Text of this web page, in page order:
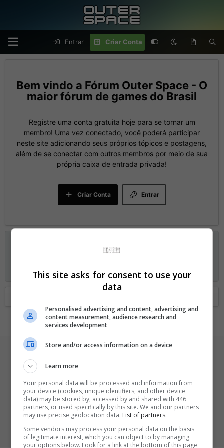
Entrar Criar Conta
Fórum Outer Space - O
maior fórum de games do Brasil
Registre uma conta gratuita hoje para se tornar um
membro! Uma vez conectado, você poderá participar
neste site adicionando seus próprios tópicos e postagens,
além de se conectar com outros membros por meio de sua
própria caixa de entrada privada!
Entrar
Criar Conta
Visitante, agora você pode ajudar o Fórum Outer Space e
anúncios e dois temas exclusivos
Sapo_PSX
Ei mãe, 500 pontos! · de São Paulo
10 Outubro 2014
Visto pela última vez Ontem às 16:23
This site asks for consent to use your
data
Personalised advertising and content, advertising and
content measurement, audience research and
services development
Store and/or access information on a device
Learn more
Your personal data will be processed and information from
your device (cookies, unique identifiers, and other device
data) may be stored by, accessed by and shared with 446
partners, or used specifically by this site. We and our partners
may use precise geolocation data. List of partners.
Some vendors may process your personal data on the basis
of legitimate interest, which you can object to by managing
your options below. Look for a link at the bottom of this page